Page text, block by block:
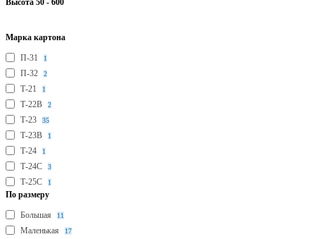
Высота 50 - 600
Марка картона
П-31 1
П-32 2
Т-21 1
Т-22В 2
Т-23 35
Т-23В 1
Т-24 1
Т-24С 3
Т-25С 1
По размеру
Большая 11
Маленькая 17